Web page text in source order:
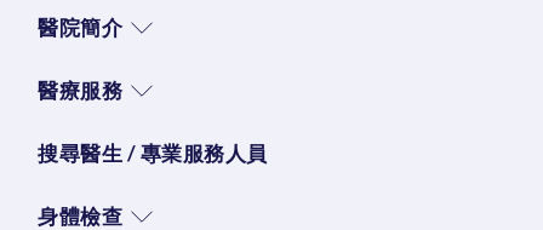
醫院簡介
醫療服務
搜尋醫生 / 專業服務人員
身體檢查